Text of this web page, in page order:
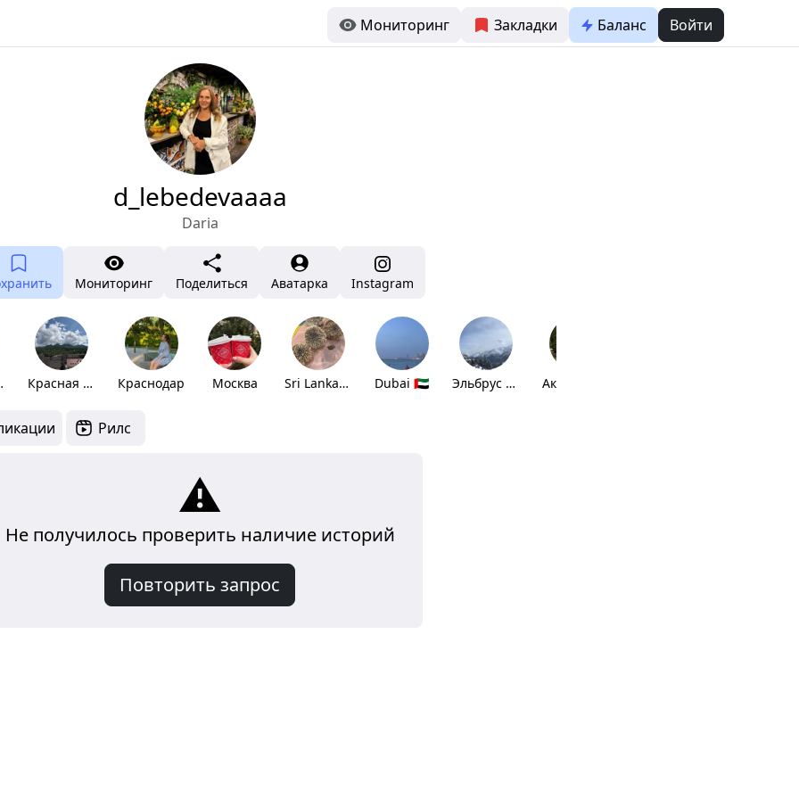
Мониторинг Закладки Баланс Войти
d_lebedevaaaa
Daria
Мониторинг Поделиться Аватарка Instagram
Красная поляна Краснодар Москва Sri Lanka 🇱🇰 Dubai 🇦🇪 Эльбрус 🇷🇺
Рилс
⚠️
Не получилось проверить наличие историй
Повторить запрос